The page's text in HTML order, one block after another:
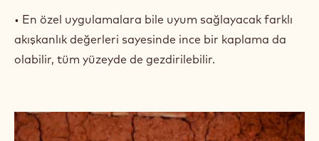
Çikolatalarımız daima harika sonuçlar verir.
• Doz ayarı yapılması, eritmesi ve istikrarlı bir kıvam
tutturması kolaydır.
mükemmeldir.